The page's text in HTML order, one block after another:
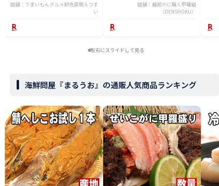
ト アレンジ 保存食 ストック 冷凍
店舗：うまいもんグルメ卸売直販えつす
い
店舗：越前かに職人甲羅組
（DENSHOKU）
左右にスライドして見る
海鮮問屋『まるうお』の通販人気商品ランキング